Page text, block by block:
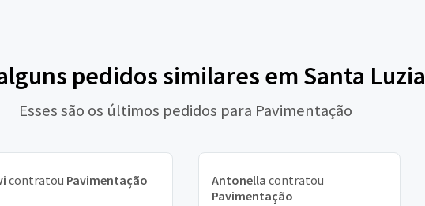
pedidos similares em Santa Luzia
Esses são os últimos pedidos para Pavimentação
contratou Pavimentação Antonella contratou
Pavimentação